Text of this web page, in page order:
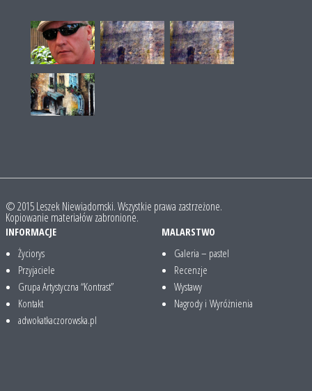
© 2015 Leszek Niewiadomski. Wszystkie prawa zastrzeżone.
Kopiowanie materiałów zabronione.
INFORMACJE
Życiorys
Przyjaciele
Grupa Artystyczna “Kontrast”
Kontakt
adwokatkaczorowska.pl
MALARSTWO
Galeria – pastel
Recenzje
Wystawy
Nagrody i Wyróżnienia